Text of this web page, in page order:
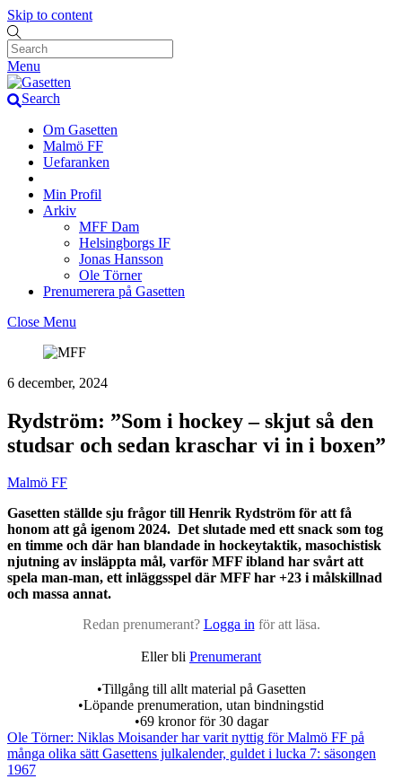
Skip to content
Menu
Search
Om Gasetten
Malmö FF
Uefaranken
Min Profil
Arkiv
MFF Dam
Helsingborgs IF
Jonas Hansson
Ole Törner
Prenumerera på Gasetten
Close Menu
6 december, 2024
Rydström: ”Som i hockey – skjut så den
studsar och sedan kraschar vi in i boxen”
Malmö FF
Gasetten ställde sju frågor till Henrik Rydström för att få
honom att gå igenom 2024. Det slutade med ett snack som tog
en timme och där han blandade in hockeytaktik, masochistisk
njutning av insläppta mål, varför MFF ibland har svårt att
spela man-man, ett inläggsspel där MFF har +23 i målskillnad
och massa annat.
Redan prenumerant? Logga in för att läsa.
Eller bli Prenumerant
•Tillgång till allt material på Gasetten
•Löpande prenumeration, utan bindningstid
•69 kronor för 30 dagar
Ole Törner: Niklas Moisander har varit nyttig för Malmö FF på
många olika sättGasettens julkalender, guldet i lucka 7: säsongen
1967